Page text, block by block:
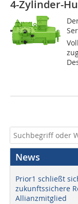
4-Zylinder-
News
Prior1 schließt
zukunftssichere
Allianzmitglied